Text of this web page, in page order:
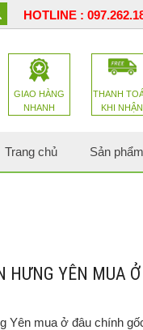
HOTLINE :
GIAO HÀNG
NHANH
THANH
KHI NHẬN
Trang chủ Sản phẩm
HƯNG YÊN MUA
Yên mua ở đâu chính